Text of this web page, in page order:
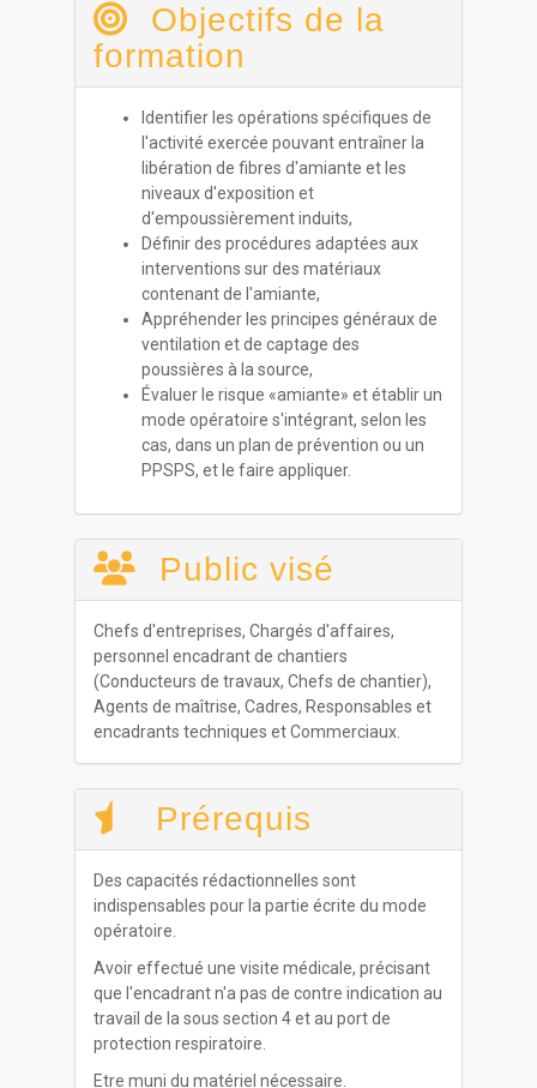
Objectifs de la
formation
Identifier les opérations spécifiques de
l'activité exercée pouvant entraîner la
libération de fibres d'amiante et les
niveaux d'exposition et
d'empoussièrement induits,
Définir des procédures adaptées aux
interventions sur des matériaux
contenant de l'amiante,
Appréhender les principes généraux de
ventilation et de captage des
poussières à la source,
Évaluer le risque «amiante» et établir un
mode opératoire s'intégrant, selon les
cas, dans un plan de prévention ou un
PPSPS, et le faire appliquer.
Public visé
Chefs d'entreprises, Chargés d'affaires,
personnel encadrant de chantiers
(Conducteurs de travaux, Chefs de chantier),
Agents de maîtrise, Cadres, Responsables et
encadrants techniques et Commerciaux.
Prérequis
Des capacités rédactionnelles sont
indispensables pour la partie écrite du mode
opératoire.
Avoir effectué une visite médicale, précisant
que l'encadrant n'a pas de contre indication au
travail de la sous section 4 et au port de
protection respiratoire.
Etre muni du matériel nécessaire.